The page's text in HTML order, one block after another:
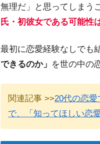
無理だ」と思ってしまう
氏・初彼女である可能性
最初に恋愛経験なしでも
できるのか」 を世の中の
関連記事 >>20代の恋愛
で、「知ってほしい恋